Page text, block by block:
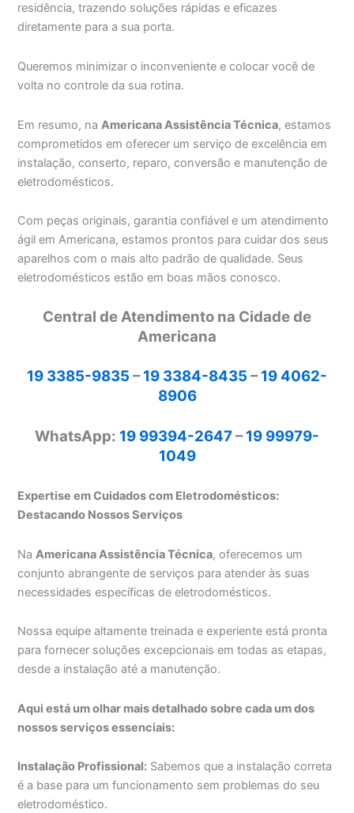
residência, trazendo soluções rápidas e eficazes
diretamente para a sua porta.
Queremos minimizar o inconveniente e colocar você de
volta no controle da sua rotina.
Em resumo, na Americana Assistência Técnica, estamos
comprometidos em oferecer um serviço de excelência em
instalação, conserto, reparo, conversão e manutenção de
eletrodomésticos.
Com peças originais, garantia confiável e um atendimento
ágil em Americana, estamos prontos para cuidar dos seus
aparelhos com o mais alto padrão de qualidade. Seus
eletrodomésticos estão em boas mãos conosco.
Central de Atendimento na Cidade de
Americana
19 3385-9835 –19 3384-8435 –19 4062-
8906
WhatsApp: 19 99394-2647–19 99979-
1049
Expertise em Cuidados com Eletrodomésticos:
Destacando Nossos Serviços
NaAmericana Assistência Técnica, oferecemos um
conjunto abrangente de serviços para atender às suas
necessidades específicas de eletrodomésticos.
Nossa equipe altamente treinada e experiente está pronta
para fornecer soluções excepcionais em todas as etapas,
desde a instalação até a manutenção.
Aqui está um olhar mais detalhado sobre cada um dos
nossos serviços essenciais:
Instalação Profissional: Sabemos que a instalação correta
é a base para um funcionamento sem problemas do seu
eletrodoméstico.